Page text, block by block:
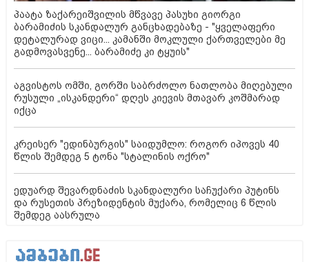
პაატა ზაქარეიშვილის მწვავე პასუხი გიორგი
ბარამიძის სკანდალურ განცხადებაზე - "ყველაფერი
დეტალურად ვიცი... კამანში მოკლული ქართველები მე
გადმოვასვენე... ბარამიძე კი ტყუის"
აგვისტოს ომში, გორში საბრძოლო ნათლობა მიღებული
რუსული „ისკანდერი“ დღეს კიევის მთავარ კოშმარად
იქცა
კრეისერ "ედინბურგის" საიდუმლო: როგორ იპოვეს 40
წლის შემდეგ 5 ტონა "სტალინის ოქრო"
ედუარდ შევარდნაძის სკანდალური საჩუქარი პუტინს
და რუსეთის პრეზიდენტის მუქარა, რომელიც 6 წლის
შემდეგ აასრულა